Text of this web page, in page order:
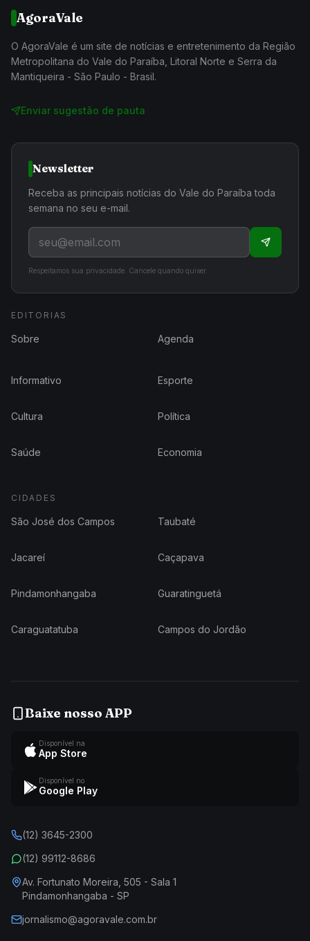
AgoraVale
O AgoraVale é um site de notícias e entretenimento da Região
Metropolitana do Vale do Paraíba, Litoral Norte e Serra da
Mantiqueira - São Paulo - Brasil.
Enviar sugestão de pauta
Newsletter
Receba as principais notícias do Vale do Paraíba toda
semana no seu e-mail.
Respeitamos sua privacidade. Cancele quando quiser.
EDITORIAS
Sobre Agenda
Informativo Esporte
Cultura Política
Saúde Economia
CIDADES
São José dos Campos Taubaté
Jacareí Caçapava
Pindamonhangaba Guaratinguetá
Caraguatatuba Campos do Jordão
Baixe nosso APP
Disponível na
App Store
Disponível no
Google Play
(12) 3645-2300
(12) 99112-8686
Av. Fortunato Moreira, 505 - Sala 1
Pindamonhangaba - SP
jornalismo@agoravale.com.br